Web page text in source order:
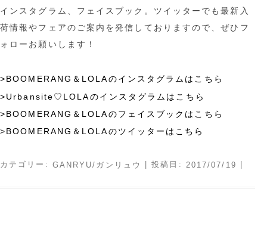
インスタグラム、フェイスブック。ツイッターでも最新入
荷情報やフェアのご案内を発信しておりますので、ぜひフ
ォローお願いします！
>BOOMERANG＆LOLAのインスタグラムはこちら
>Urbansite♡LOLAのインスタグラムはこちら
>BOOMERANG＆LOLAのフェイスブックはこちら
>BOOMERANG＆LOLAのツイッターはこちら
カテゴリー: GANRYU/ガンリュウ | 投稿日: 2017/07/19